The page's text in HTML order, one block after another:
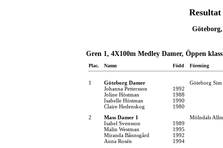
Göteborg,
Gren 1, 4X100m Medley Damer, Öppen klass
Plac. Namn Född Förening
1 Göteborg Damer
Göteborg Sim
Johanna Pettersson
1992
Joline Höstman
1988
Isabelle Höstman
1990
Claire Hedenskog
1980
2
Mass Damer 1
Mölndals
Isabel Svensson
1989
Malin Westman
1995
Miranda Bånnsgård
1992
Anna Rosén
1994